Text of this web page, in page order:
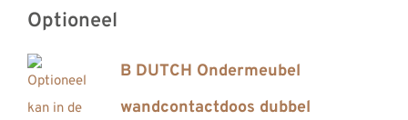
Optioneel
B DUTCH Ondermeubel
wandcontactdoos dubbel